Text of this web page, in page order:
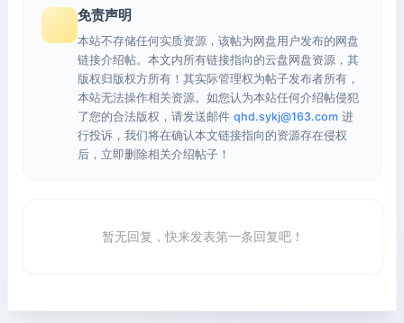
免责声明
本站不存储任何实质资源，该帖为网盘用户发布的网盘
链接介绍帖。本文内所有链接指向的云盘网盘资源，其
版权归版权方所有！其实际管理权为帖子发布者所有，
本站无法操作相关资源。如您认为本站任何介绍帖侵犯
了您的合法版权，请发送邮件 qhd.sykj@163.com 进
行投诉，我们将在确认本文链接指向的资源存在侵权
后，立即删除相关介绍帖子！
暂无回复，快来发表第一条回复吧！